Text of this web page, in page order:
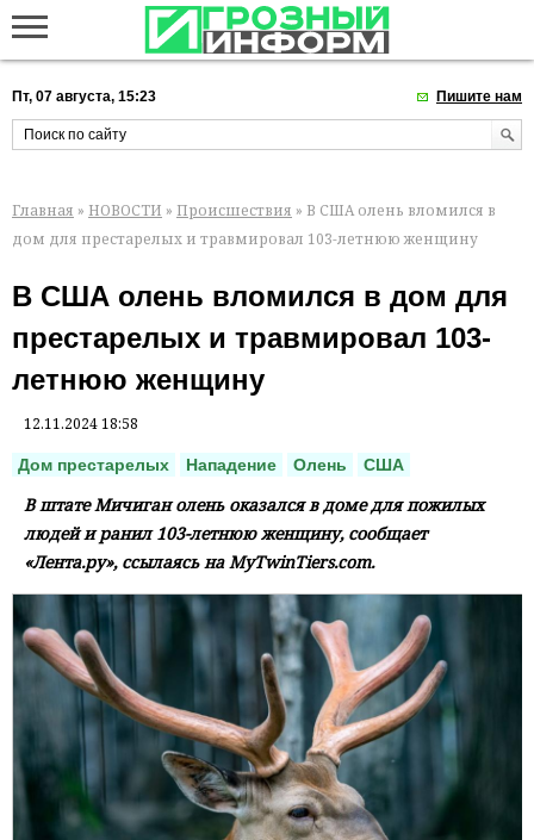
Пт, 07 августа, 15:23 Пишите нам
Главная » НОВОСТИ » Происшествия » В США олень вломился в
дом для престарелых и травмировал 103-летнюю женщину
В США олень вломился в дом для
престарелых и травмировал 103-
летнюю женщину
12.11.2024 18:58
Дом престарелых Нападение Олень США
В штате Мичиган олень оказался в доме для пожилых
людей и ранил 103-летнюю женщину, сообщает
«Лента.ру», ссылаясь на MyTwinTiers.com.